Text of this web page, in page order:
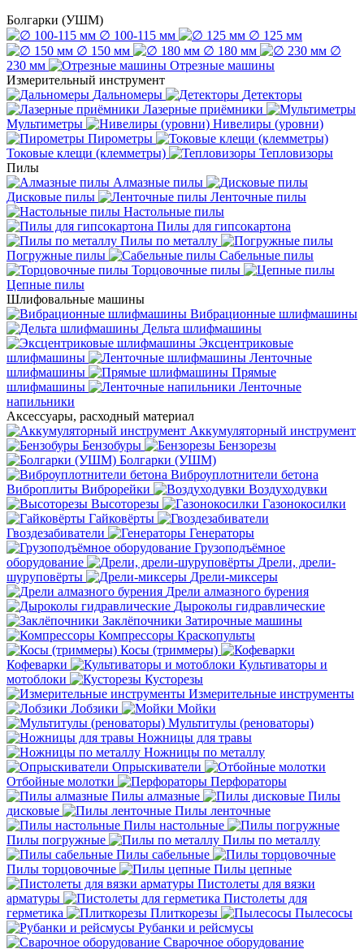
Болгарки (УШМ)
∅ 100-115 мм
∅ 125 мм
∅ 150 мм
∅ 180 мм
∅
230 мм
Отрезные машины
Измерительный инструмент
Дальномеры
Детекторы
Лазерные приёмники
Мультиметры
Нивелиры (уровни)
Пирометры
Токовые клещи (клемметры)
Тепловизоры
Пилы
Алмазные пилы
Дисковые пилы
Ленточные пилы
Настольные пилы
Пилы для гипсокартона
Пилы по металлу
Погружные пилы
Сабельные пилы
Торцовочные пилы
Цепные пилы
Шлифовальные машины
Вибрационные шлифмашины
Дельта шлифмашины
Эксцентриковые
шлифмашины
Ленточные
шлифмашины
Прямые
шлифмашины
Ленточные
напильники
Аксессуары, расходный материал
Аккумуляторный инструмент
Бензобуры
Бензорезы
Болгарки (УШМ)
Виброуплотнители бетона
Виброплиты Виброрейки
Воздуходувки
Высоторезы
Газонокосилки
Гайковёрты
Гвоздезабиватели
Генераторы
Грузоподъёмное
оборудование
Дрели, дрели-
шуруповёрты
Дрели-миксеры
Дрели алмазного бурения
Дыроколы гидравлические
Заклёпочники Затирочные машины
Компрессоры Краскопульты
Косы (триммеры)
Кофеварки
Культиваторы и
мотоблоки
Кусторезы
Измерительные инструменты
Лобзики
Мойки
Мультитулы (реноваторы)
Ножницы для травы
Ножницы по металлу
Опрыскиватели
Отбойные молотки
Перфораторы
Пилы алмазные
Пилы
дисковые
Пилы ленточные
Пилы настольные
Пилы погружные
Пилы по металлу
Пилы сабельные
Пилы торцовочные
Пилы цепные
Пистолеты для вязки
арматуры
Пистолеты для
герметика
Плиткорезы
Пылесосы
Рубанки и рейсмусы
Сварочное оборудование